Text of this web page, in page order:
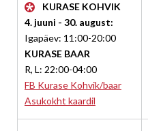
KURASE KOHVIK
4. juuni - 30. august:
Igapäev: 11:00-20:00
KURASE BAAR
R, L: 22:00-04:00
FB Kurase Kohvik/baar
Asukokht kaardil